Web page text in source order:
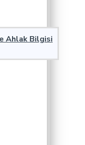
Ahlak Bilgisi